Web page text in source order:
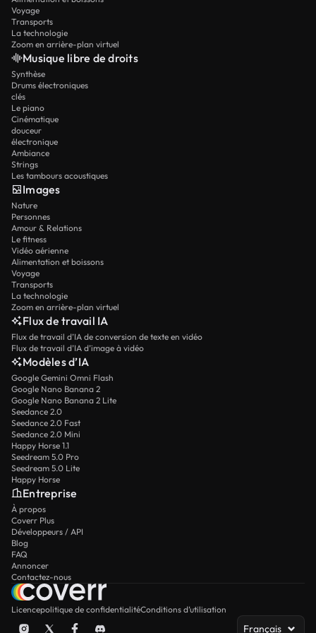
Voyage
Transports
La technologie
Zoom en arrière-plan virtuel
Musique libre de droits
Synthèse
Drums électroniques
clés
Le piano
Cinématique
douceur
électronique
Ambiance
Strings
Les tambours acoustiques
Images
Nature
Personnes
Amour & Relations
Le fitness
Vidéo aérienne
Alimentation et boissons
Voyage
Transports
La technologie
Zoom en arrière-plan virtuel
Flux de travail IA
Flux de travail d’IA de conversion de texte en vidéo
Flux de travail d’IA d’image à vidéo
Modèles d’IA
Google Gemini Omni Flash
Google Nano Banana 2
Google Nano Banana 2 Lite
Seedance 2.0
Seedance 2.0 Fast
Seedance 2.0 Mini
Happy Horse 1.1
Seedream 5.0 Pro
Seedream 5.0 Lite
Happy Horse
Entreprise
À propos
Coverr Plus
Développeurs / API
Blog
FAQ
Annoncer
Contactez-nous
Licencepolitique de confidentialitéConditions d’utilisation
Français